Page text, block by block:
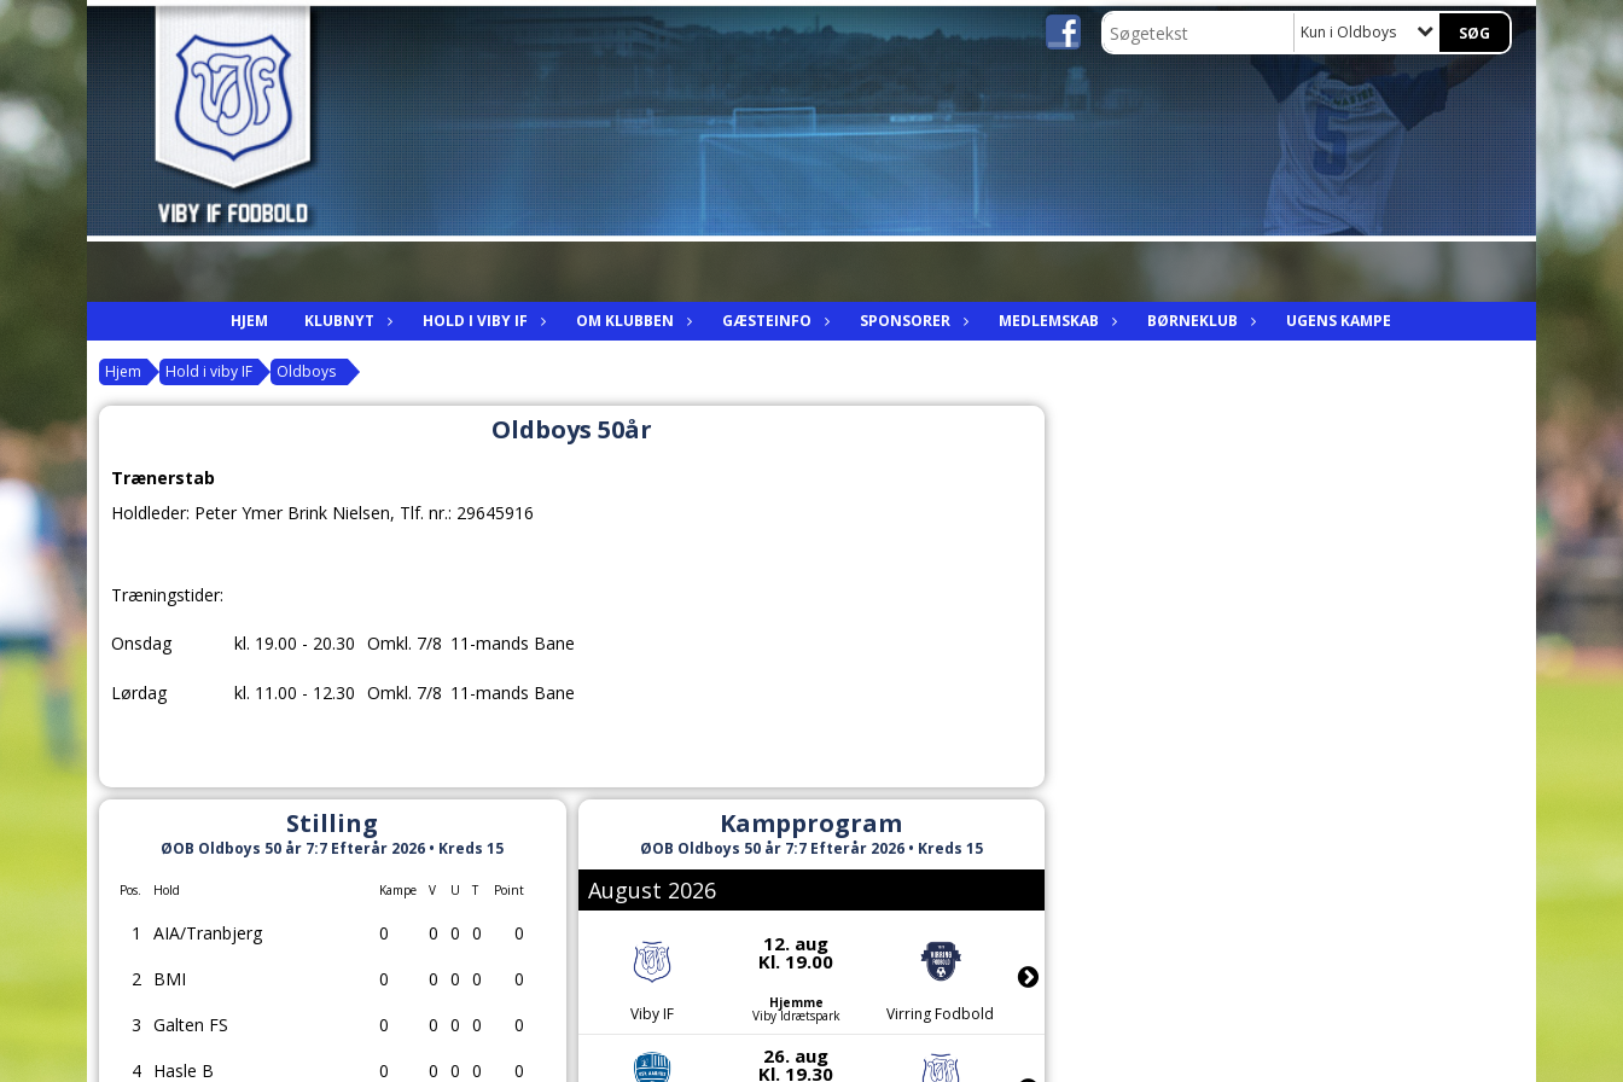
Kun i Oldboys
HJEM KLUBNYT HOLD I VIBY IF OM KLUBBEN GÆSTEINFO SPONSORER MEDLEMSKAB BØRNEKLUB UGENS KAMPE
Hjem Hold i viby IF Oldboys
Oldboys 50år
Trænerstab
Holdleder: Peter Ymer Brink Nielsen, Tlf. nr.: 29645916
Træningstider:
Onsdag kl. 19.00 - 20.30 Omkl. 7/8 11-mands Bane
Lørdag kl. 11.00 - 12.30 Omkl. 7/8 11-mands Bane
Stilling
ØOB Oldboys 50 år 7:7 Efterår 2026 • Kreds 15
Pos. Hold Kampe V U T Point
1 AIA/Tranbjerg 0 0 0 0
0
2 BMI 0 0 0 0
0
3 Galten FS 0 0 0 0
0
4 Hasle B 0 0 0 0
0
Kampprogram
ØOB Oldboys 50 år 7:7 Efterår 2026 • Kreds 15
August 2026
Viby IF
12. aug
Kl. 19.00
Hjemme
Viby Idrætspark Virring Fodbold
26. aug
Kl. 19.30